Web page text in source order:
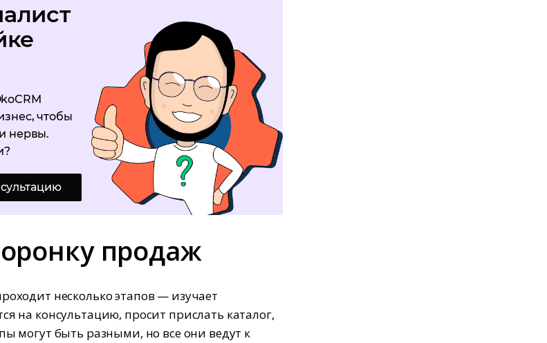
чтобы
нервы.
продаж
несколько этапов — изучает
на консультацию, просит прислать каталог,
могут быть разными, но все они ведут к